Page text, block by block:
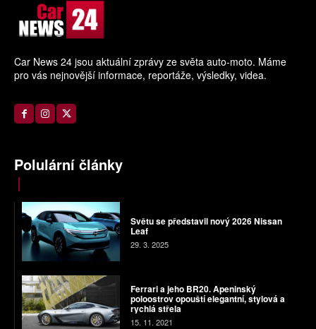
Car News 24 jsou aktuální zprávy ze světa auto-moto. Máme
pro vás nejnovější informace, reportáže, výsledky, videa.
Polulární články
Světu se představil nový 2026 Nissan
Leaf
29. 3. 2025
Ferrari a jeho BR20. Apeninský
poloostrov opouští elegantní, stylová a
rychlá střela
15. 11. 2021